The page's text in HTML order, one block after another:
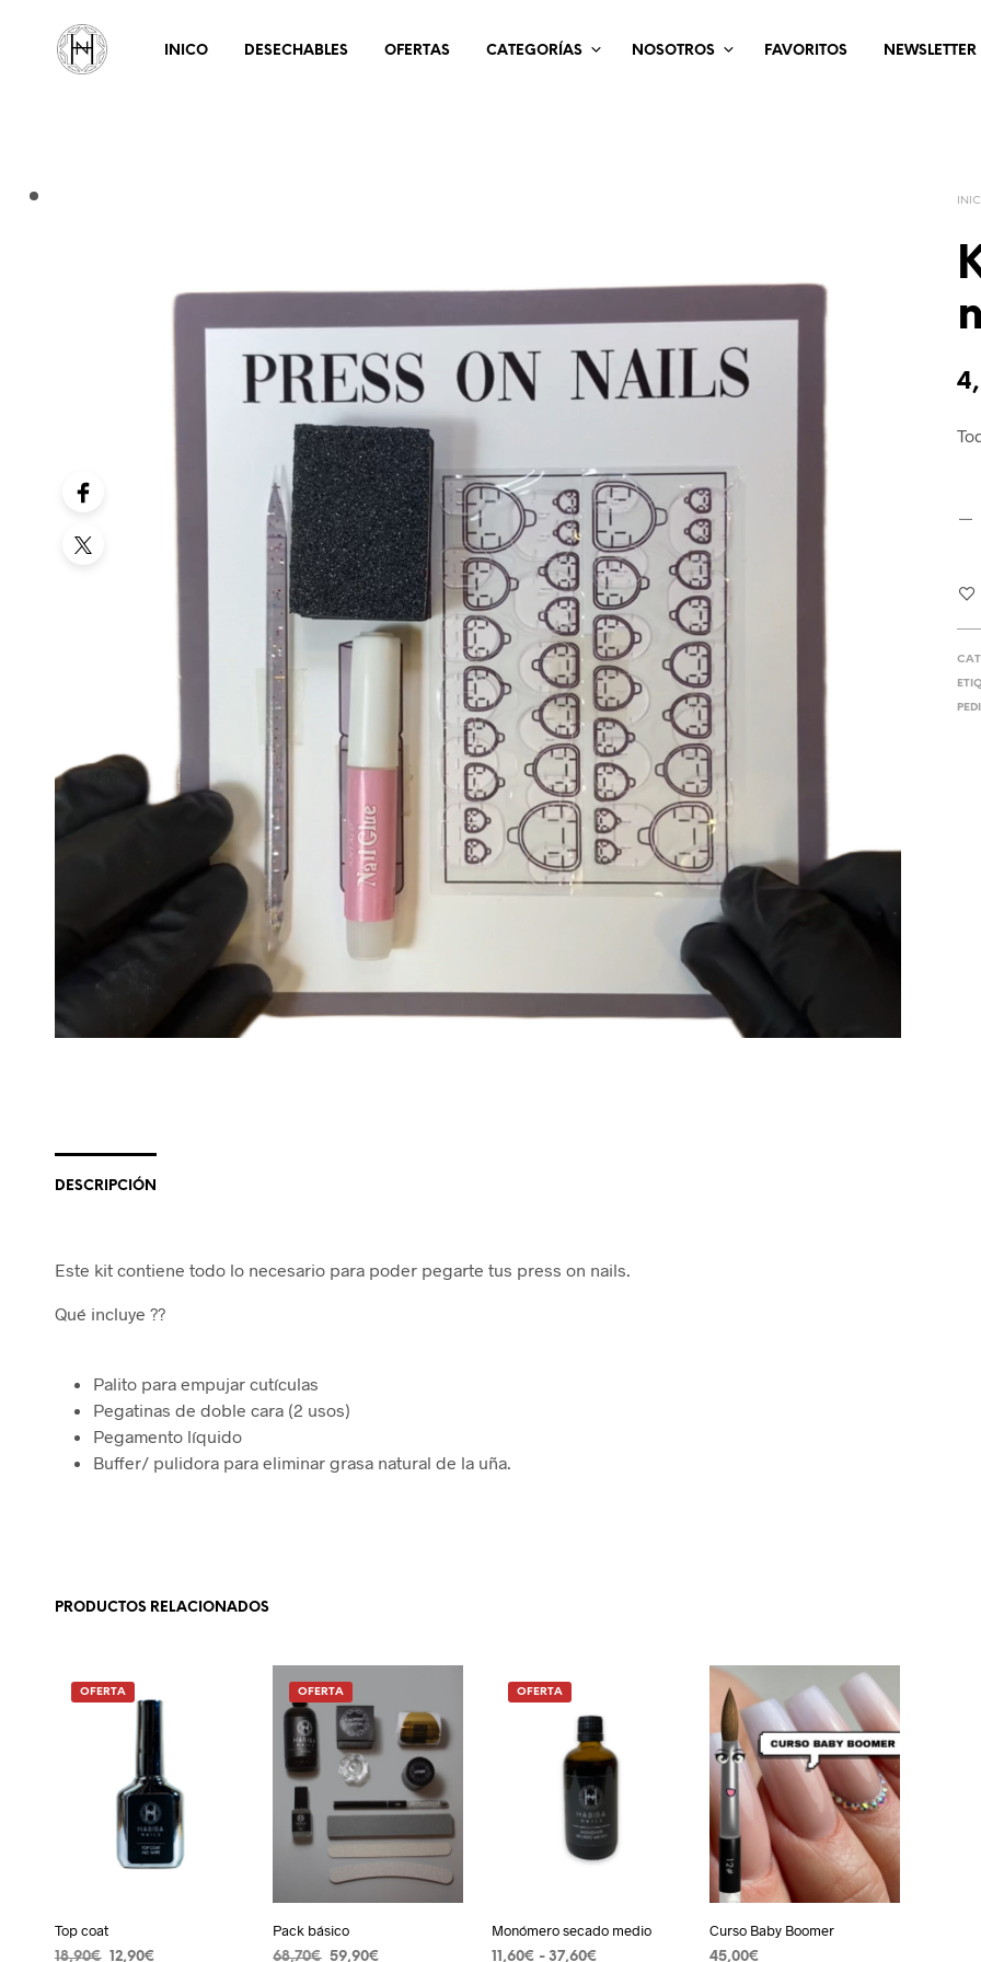
INICO DESECHABLES OFERTAS CATEGORÍAS NOSOTROS FAVORITOS NEWSLETTER
DESCRIPCIÓN
Este kit contiene todo lo necesario para poder pegarte tus press on nails.
Qué incluye ??
Palito para empujar cutículas
Pegatinas de doble cara (2 usos)
Pegamento líquido
Buffer/ pulidora para eliminar grasa natural de la uña.
PRODUCTOS RELACIONADOS
OFERTA
Top coat
18,90€ El12,90€
OFERTA
Pack básico
68,70€ El
59,90€
OFERTA
Monómero secado medio
11,60€ - 37,60€Rango
Curso Baby Boomer
45,00€